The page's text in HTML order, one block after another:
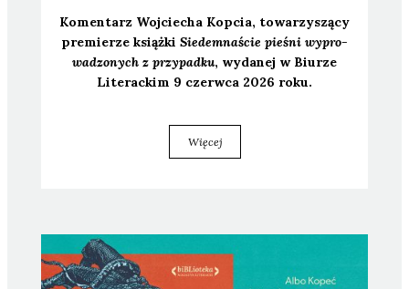
Komen­tarz Woj­cie­cha Kop­cia, towa­rzy­szą­cy
pre­mie­rze książ­ki Sie­dem­na­ście pie­śni wypro­
wa­dzo­nych z przy­pad­ku, wyda­nej w Biu­rze
Lite­rac­kim 9 czerw­ca 2026 roku.
Więcej